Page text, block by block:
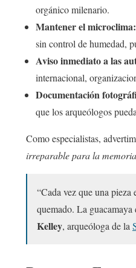
orgánico milenario.
Mantener el microclima:
sin control de humedad,
Aviso inmediato a las
internacional,
Documentación
que los arqueólogos
Como especialistas,
irreparable para la
“Cada vez que una
quemado. La
Kelley, arqueóloga de la